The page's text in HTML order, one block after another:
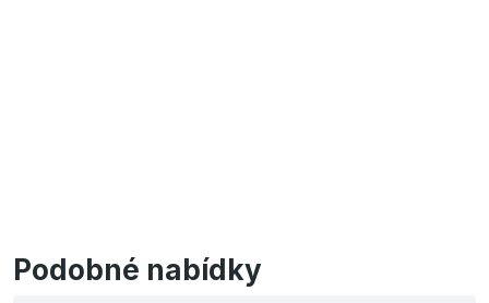
Podobné nabídky